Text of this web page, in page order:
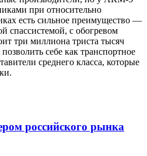
при относительно
есть сильное преимущество —
спассистемой, с обогревом
три миллиона триста тысяч
себе как транспортное
среднего класса, которые
российского рынка